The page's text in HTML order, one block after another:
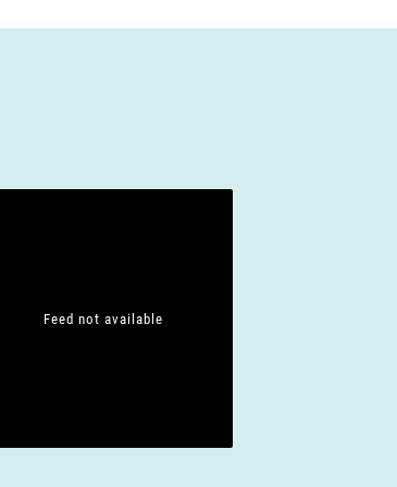
Feed not available